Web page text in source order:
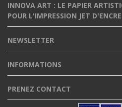
INNOVA ART : LE PAPIER
POUR L'IMPRESSION JET D'ENCRE
NEWSLETTER
INFORMATIONS
PRENEZ CONTACT